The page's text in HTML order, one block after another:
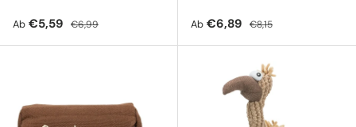
Verkaufspreis
Ab €5,59 Normaler Preis
€6,99 Verkaufspreis
Ab €6,89 Normaler Preis
€8,15